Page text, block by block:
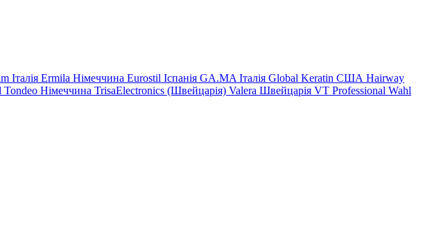
Італія Ermila Німеччина Eurostil Іспанія GA.MA Італія Global Keratin США Hairway
Tondeo Німеччина TrisaElectronics (Швейцарія) Valera Швейцарія VT Professional Wahl